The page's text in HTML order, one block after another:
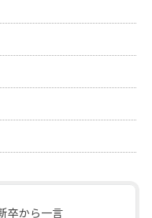
卒から一言